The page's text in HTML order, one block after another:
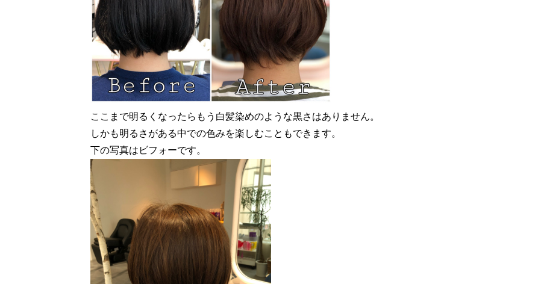
ここまで明るくなったらもう白髪染めのような黒さはありません。
しかも明るさがある中での色みを楽しむこともできます。
下の写真はビフォーです。